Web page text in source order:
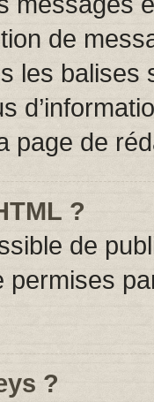
de
les
page de
?
de
permises
?